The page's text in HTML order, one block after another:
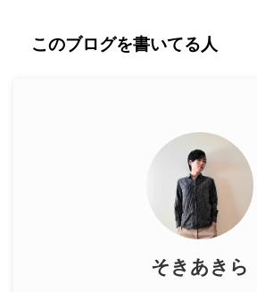
このブログを書いてる人
そきあきら